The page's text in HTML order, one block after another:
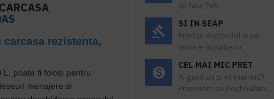
carcasa rezistenta,
L, poate fi folosi pentru
menajere si
lei fara TVA.
SI IN SEAP
Produs disponibil si pe
www.e-licitatie.ro
CEL MAI MIC PRET
Ai gasit un pret mai mic?
Promitem sa il echivalam.